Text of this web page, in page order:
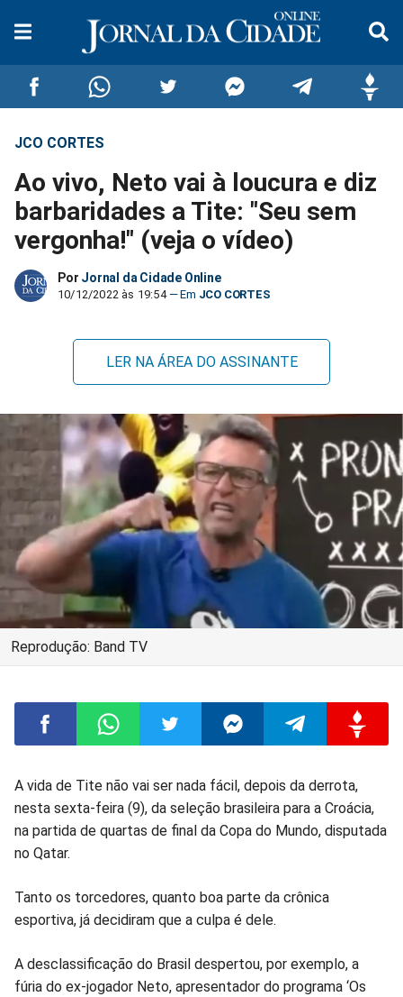
Compartilhar
no
Facebook
Compartilhar
no
Whatsapp
no
Twitter
no
Messenger
no
Telegram
no
JCO CORTES
Ao vivo, Neto vai à loucura e diz
barbaridades a Tite: "Seu sem
vergonha!" (veja o vídeo)
Por Jornal da Cidade Online
10/12/2022 às 19:54 JCO CORTES
LER NA ÁREA DO ASSINANTE
Reprodução: Band TV
Compartilhar
no
Compartilhar
no
Compartilhar
no
Compartilhar
no
Compartilhar
no
no
A vida de Tite não vai ser nada fácil, depois da derrota,
nesta sexta-feira (9), da seleção brasileira para a Croácia,
na partida de quartas de final da Copa do Mundo, disputada
no Qatar.
Tanto os torcedores, quanto boa parte da crônica
esportiva, já decidiram que a culpa é dele.
A desclassificação do Brasil despertou, por exemplo, a
fúria do ex-jogador Neto, apresentador do programa ‘Os